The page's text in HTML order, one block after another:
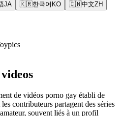
JA 🇰🇷한국어 KO 🇨🇳中文ZH
de vidéos porno gay établi de
contributeurs partagent des séries
souvent liés à un profil